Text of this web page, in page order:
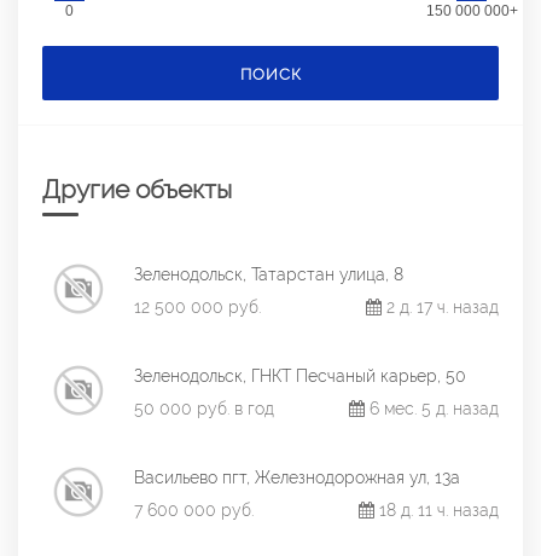
0 150 000 000+
ПОИСК
Другие объекты
Зеленодольск, Татарстан улица, 8
12 500 000 руб.
2 д. 17 ч. назад
Зеленодольск, ГНКТ Песчаный карьер, 50
50 000 руб. в год
6 мес. 5 д. назад
Васильево пгт, Железнодорожная ул, 13а
7 600 000 руб.
18 д. 11 ч. назад